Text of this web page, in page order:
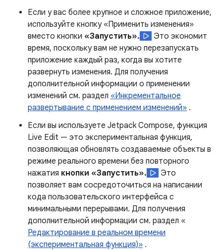
Если у вас более крупное и сложное приложение,
используйте кнопку «Применить изменения»
вместо кнопки «Запустить».
Это экономит
время, поскольку вам не нужно перезапускать
приложение каждый раз, когда вы хотите
развернуть изменения. Для получения
дополнительной информации о применении
изменений см. раздел «Инкрементальное
развертывание с применением изменений» .
Если вы используете Jetpack Compose, функция
Live Edit — это экспериментальная функция,
позволяющая обновлять создаваемые объекты в
режиме реального времени без повторного
нажатия кнопки «Запустить».
Это
позволяет вам сосредоточиться на написании
кода пользовательского интерфейса с
минимальными перерывами. Для получения
дополнительной информации см. раздел «
Редактирование в реальном времени
(экспериментальная функция)» .